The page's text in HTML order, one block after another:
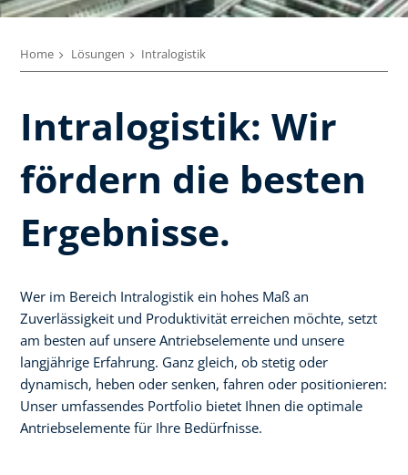
Home Lösungen Intralogistik
Intralogistik: Wir
fördern die besten
Ergebnisse.
Wer im Bereich Intralogistik ein hohes Maß an
Zuverlässigkeit und Produktivität erreichen möchte, setzt
am besten auf unsere Antriebselemente und unsere
langjährige Erfahrung. Ganz gleich, ob stetig oder
dynamisch, heben oder senken, fahren oder positionieren:
Unser umfassendes Portfolio bietet Ihnen die optimale
Antriebselemente für Ihre Bedürfnisse.